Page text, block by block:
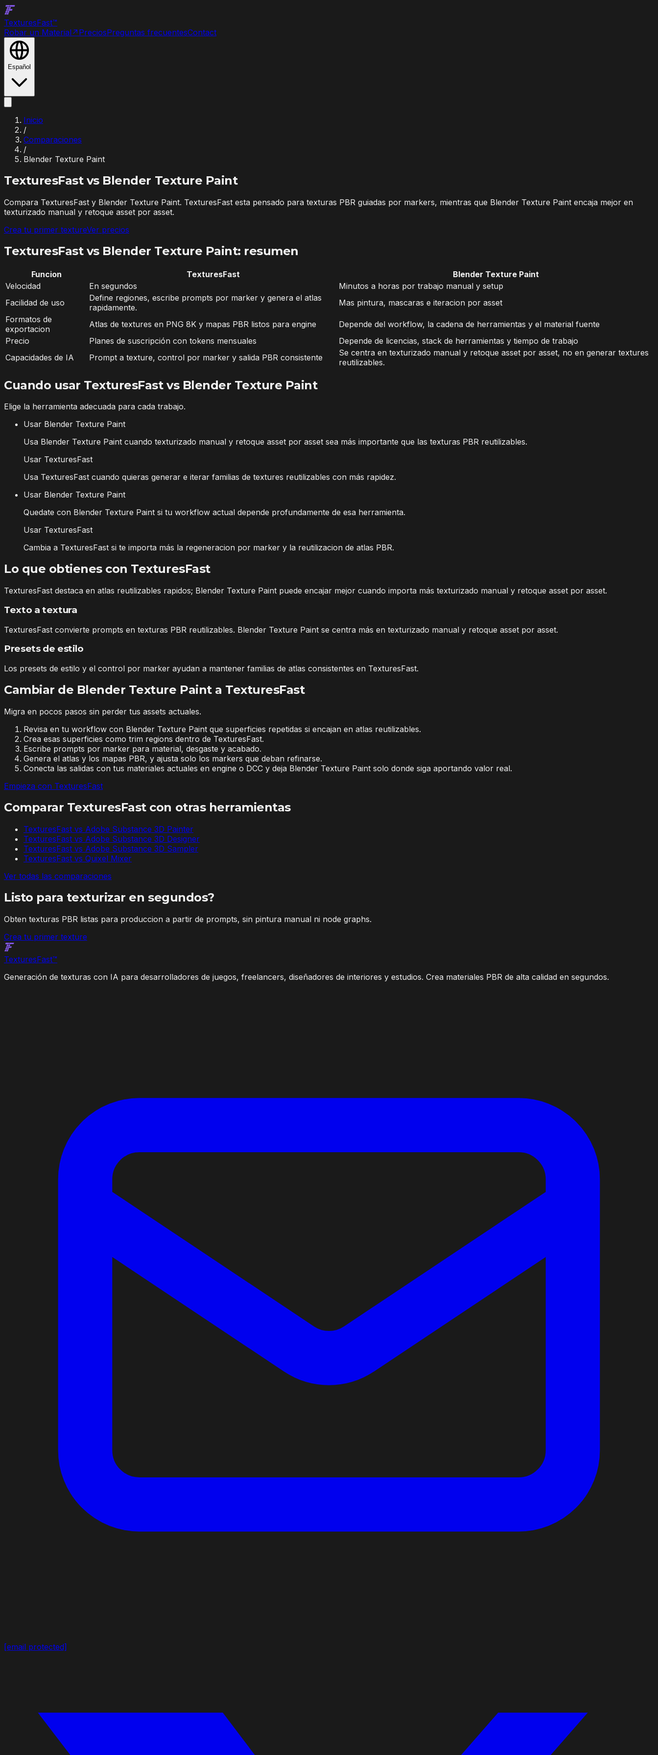
TexturesFast™
Robar un Material↗ PreciosPreguntas frecuentesContact
Español
Inicio
/
Comparaciones
/
Blender Texture Paint
TexturesFast vs Blender Texture Paint
Compara TexturesFast y Blender Texture Paint. TexturesFast esta pensado para texturas PBR guiadas por markers, mientras que Blender Texture Paint encaja mejor en
texturizado manual y retoque asset por asset.
Crea tu primer textureVer precios
TexturesFast vs Blender Texture Paint: resumen
Funcion TexturesFast
Blender Texture Paint
Velocidad
En segundos
Minutos a horas por trabajo manual y setup
Facilidad de uso
Define regiones, escribe prompts por marker y genera el atlas
rapidamente.
Mas pintura, mascaras e iteracion por asset
Formatos de
exportacion
Atlas de textures en PNG 8K y mapas PBR listos para engine
Depende del workflow, la cadena de herramientas y el material fuente
Precio
Planes de suscripción con tokens mensuales
Depende de licencias, stack de herramientas y tiempo de trabajo
Capacidades de IA
Prompt a texture, control por marker y salida PBR consistente
Se centra en texturizado manual y retoque asset por asset, no en generar textures
reutilizables.
Cuando usar TexturesFast vs Blender Texture Paint
Elige la herramienta adecuada para cada trabajo.
Usar Blender Texture Paint
Usa Blender Texture Paint cuando texturizado manual y retoque asset por asset sea más importante que las texturas PBR reutilizables.
Usar TexturesFast
Usa TexturesFast cuando quieras generar e iterar familias de textures reutilizables con más rapidez.
Usar Blender Texture Paint
Quedate con Blender Texture Paint si tu workflow actual depende profundamente de esa herramienta.
Usar TexturesFast
Cambia a TexturesFast si te importa más la regeneracion por marker y la reutilizacion de atlas PBR.
Lo que obtienes con TexturesFast
TexturesFast destaca en atlas reutilizables rapidos; Blender Texture Paint puede encajar mejor cuando importa más texturizado manual y retoque asset por asset.
Texto a textura
TexturesFast convierte prompts en texturas PBR reutilizables. Blender Texture Paint se centra más en texturizado manual y retoque asset por asset.
Presets de estilo
Los presets de estilo y el control por marker ayudan a mantener familias de atlas consistentes en TexturesFast.
Cambiar de Blender Texture Paint a TexturesFast
Migra en pocos pasos sin perder tus assets actuales.
Revisa en tu workflow con Blender Texture Paint que superficies repetidas si encajan en atlas reutilizables.
Crea esas superficies como trim regions dentro de TexturesFast.
Escribe prompts por marker para material, desgaste y acabado.
Genera el atlas y los mapas PBR, y ajusta solo los markers que deban refinarse.
Conecta las salidas con tus materiales actuales en engine o DCC y deja Blender Texture Paint solo donde siga aportando valor real.
Empieza con TexturesFast
Comparar TexturesFast con otras herramientas
TexturesFast vs Adobe Substance 3D Painter
TexturesFast vs Adobe Substance 3D Designer
TexturesFast vs Adobe Substance 3D Sampler
TexturesFast vs Quixel Mixer
Ver todas las comparaciones
Listo para texturizar en segundos?
Obten texturas PBR listas para produccion a partir de prompts, sin pintura manual ni node graphs.
Crea tu primer texture
TexturesFast™
Generación de texturas con IA para desarrolladores de juegos, freelancers, diseñadores de interiores y estudios. Crea materiales PBR de alta calidad en segundos.
[email protected]